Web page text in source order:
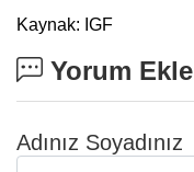
Kaynak: IGF
Yorum Ekle
Adınız Soyadınız